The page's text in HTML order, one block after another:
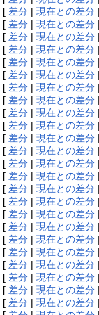
[ 差分 |現在との差分 |
[ 差分 |現在との差分 |
[ 差分 |現在との差分 |
[ 差分 |現在との差分 |
[ 差分 |現在との差分 |
[ 差分 |現在との差分 |
[ 差分 |現在との差分 |
[ 差分 |現在との差分 |
[ 差分 |現在との差分 |
[ 差分 |現在との差分 |
[ 差分 |現在との差分 |
[ 差分 |現在との差分 |
[ 差分 |現在との差分 |
[ 差分 |現在との差分 |
[ 差分 |現在との差分 |
[ 差分 |現在との差分 |
[ 差分 |現在との差分 |
[ 差分 |現在との差分 |
[ 差分 |現在との差分 |
[ 差分 |現在との差分 |
[ 差分 |現在との差分 |
[ 差分 |現在との差分 |
[ 差分 |現在との差分 |
[ 差分 |現在との差分 |